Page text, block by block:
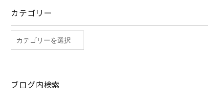
カテゴリー
ブログ内検索